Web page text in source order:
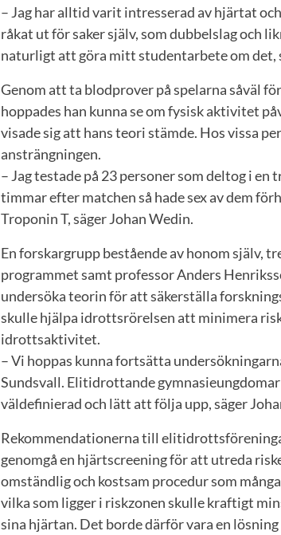
– Jag har alltid varit intresserad av hjärtat
råkat ut för saker själv, som dubbelslag och
naturligt att göra mitt studentarbete om det,
Genom att ta blodprover på spelarna såväl
hoppades han kunna se om fysisk aktivitet
visade sig att hans teori stämde. Hos vissa
ansträngningen.
– Jag testade på 23 personer som deltog i
timmar efter matchen så hade sex av dem
Troponin T, säger Johan Wedin.
En forskargrupp bestående av honom själv,
programmet samt professor Anders
undersöka teorin för att säkerställa
skulle hjälpa idrottsrörelsen att minimera
idrottsaktivitet.
– Vi hoppas kunna fortsätta
Sundsvall. Elitidrottande
väldefinierad och lätt att följa upp, säger
Rekommendationerna till
genomgå en hjärtscreening för att utreda
omständlig och kostsam procedur som
vilka som ligger i riskzonen skulle kraftigt
sina hjärtan. Det borde därför vara en